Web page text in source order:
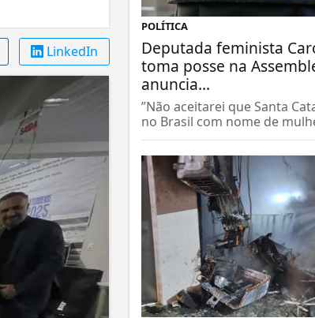
LinkedIn
POLÍTICA
Deputada feminista
toma posse na
anuncia...
”Não aceitarei que Santa
no Brasil com nome de